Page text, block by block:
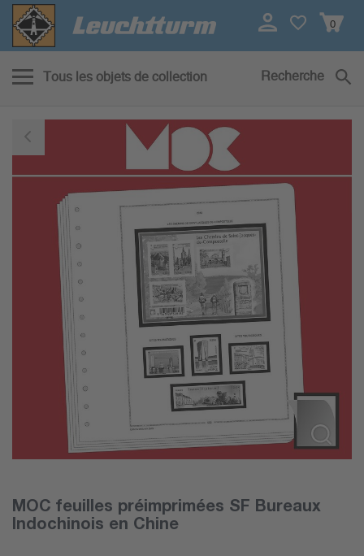
0
Tous les objets de collection Recherche
MOC feuilles préimprimées SF Bureaux
Indochinois en Chine